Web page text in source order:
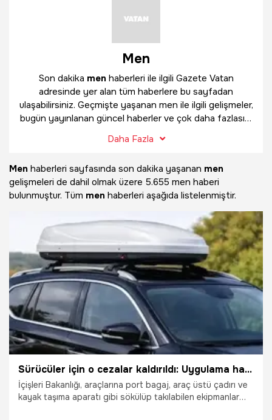
Men
Son dakika men haberleri ile ilgili Gazete Vatan
adresinde yer alan tüm haberlere bu sayfadan
ulaşabilirsiniz. Geçmişte yaşanan men ile ilgili gelişmeler,
bugün yayınlanan güncel haberler ve çok daha fazlasını
Daha Fazla
Men haberleri sayfasında son dakika yaşanan men
gelişmeleri de dahil olmak üzere 5.655 men haberi
bulunmuştur. Tüm men haberleri aşağıda listelenmiştir.
Sürücüler için o cezalar kaldırıldı: Uygulama hayata geçti
İçişleri Bakanlığı, araçlarına port bagaj, araç üstü çadırı ve
kayak taşıma aparatı gibi sökülüp takılabilen ekipmanlar